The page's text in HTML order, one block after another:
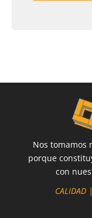
Nos tomamos
porque
con
CALIDAD